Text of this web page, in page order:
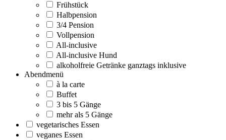
Frühstück
Halbpension
3/4 Pension
Vollpension
All-inclusive
All-inclusive Hund
alkoholfreie Getränke ganztags inklusive
Abendmenü
à la carte
Buffet
3 bis 5 Gänge
mehr als 5 Gänge
vegetarisches Essen
veganes Essen